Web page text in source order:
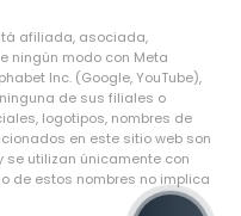
afiliada, asociada,
ningún modo con Meta
Inc. (Google, YouTube),
ninguna de sus filiales o
logotipos, nombres de
en este sitio web son
utilizan únicamente con
de estos nombres no implica